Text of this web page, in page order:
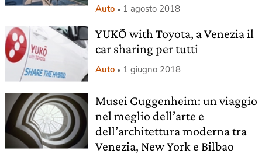
Auto 1 agosto 2018
YUKÕ with Toyota, a Venezia il
car sharing per tutti
Auto 1 giugno 2018
Musei Guggenheim: un viaggio
nel meglio dell’arte e
dell’architettura moderna tra
Venezia, New York e Bilbao